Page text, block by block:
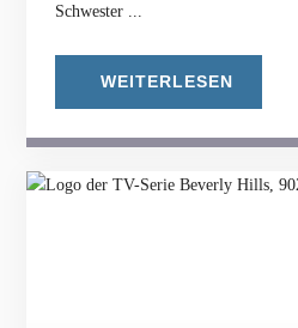
Schwester ...
WEITERLESEN